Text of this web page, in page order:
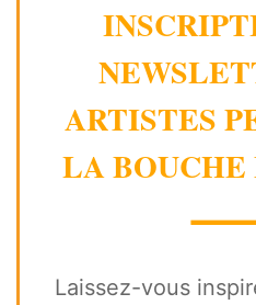
ARTISTES
LA BOUCHE
Laissez-vous